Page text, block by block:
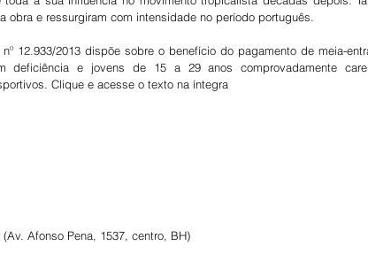
obra e ressurgiram com intensidade no período português.
12.933/2013 dispõe sobre o benefício do pagamento de meia-
deficiência e jovens de 15 a 29 anos comprovadamente
Clique e acesse o texto na íntegra
Afonso Pena, 1537, centro, BH)